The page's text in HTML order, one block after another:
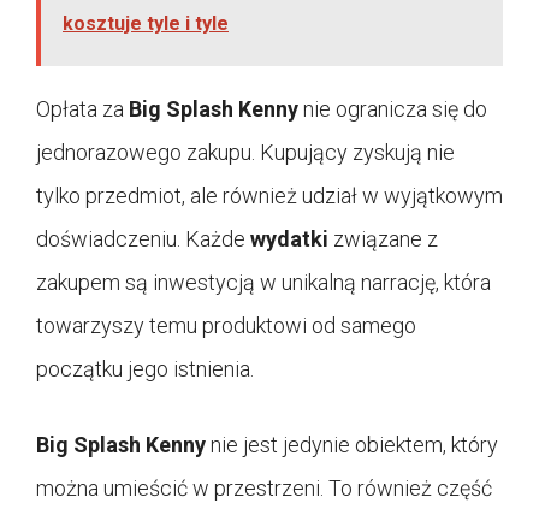
kosztuje tyle i tyle
Opłata za Big Splash Kennynie ogranicza się do
jednorazowego zakupu. Kupujący zyskują nie
tylko przedmiot, ale również udział w wyjątkowym
doświadczeniu. Każde wydatki związane z
zakupem są inwestycją w unikalną narrację, która
towarzyszy temu produktowi od samego
początku jego istnienia.
Big Splash Kennynie jest jedynie obiektem, który
można umieścić w przestrzeni. To również część